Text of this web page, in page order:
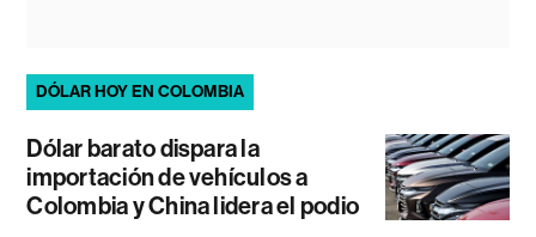
DÓLAR HOY EN COLOMBIA
Dólar barato dispara la
importación de vehículos a
Colombia y China lidera el podio